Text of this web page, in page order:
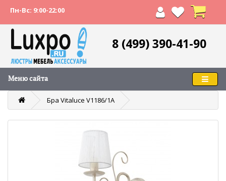
Пн-Вс: 9:00-22:00
8 (499) 390-41-90
Меню сайта
Бра Vitaluce V1186/1A